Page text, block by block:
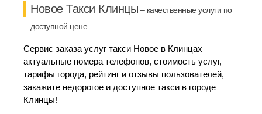
Новое Такси Клинцы – качественные услуги по
доступной цене
Сервис заказа услуг такси Новое в Клинцах –
актуальные номера телефонов, стоимость услуг,
тарифы города, рейтинг и отзывы пользователей,
закажите недорогое и доступное такси в городе
Клинцы!